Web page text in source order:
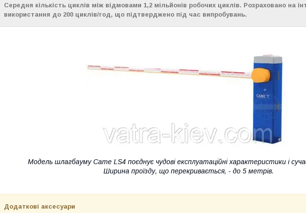
Середня кількість циклів між відмовами 1,2 мільйонів робочих циклів. Розраховано на
використання до 200 циклів/год, що підтверджено під час випробувань.
Модель шлагбауму Came LS4 поєднує чудові експлуатаційні характеристики і
Ширина проїзду, що перекривається, - до 5 метрів.
Додаткові аксесуари